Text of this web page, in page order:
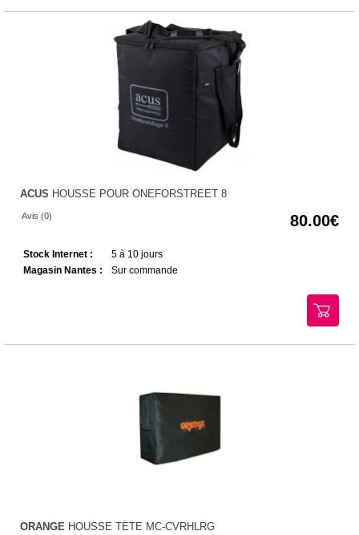
ACUS HOUSSE POUR ONEFORSTREET 8
Avis (0) 80.00
Stock Internet :
5 à 10 jours
Magasin Nantes :
Sur commande
ORANGE HOUSSE TÊTE MC-CVRHLRG